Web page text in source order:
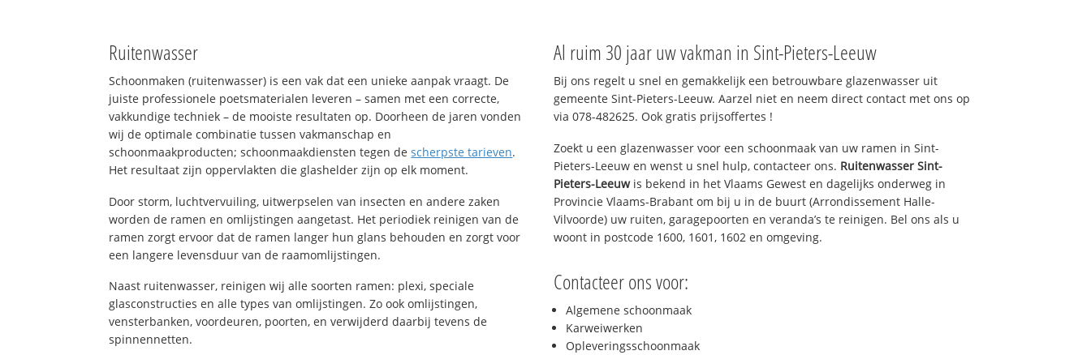
Ruitenwasser
Schoonmaken (ruitenwasser) is een vak dat een unieke aanpak vraagt. De
juiste professionele poetsmaterialen leveren – samen met een correcte,
vakkundige techniek – de mooiste resultaten op. Doorheen de jaren vonden
wij de optimale combinatie tussen vakmanschap en
schoonmaakproducten; schoonmaakdiensten tegen descherpste tarieven.
Het resultaat zijn oppervlakten die glashelder zijn op elk moment.
Door storm, luchtvervuiling, uitwerpselen van insecten en andere zaken
worden de ramen en omlijstingen aangetast. Het periodiek reinigen van de
ramen zorgt ervoor dat de ramen langer hun glans behouden en zorgt voor
een langere levensduur van de raamomlijstingen.
Naast ruitenwasser, reinigen wij alle soorten ramen: plexi, speciale
glasconstructies en alle types van omlijstingen. Zo ook omlijstingen,
vensterbanken, voordeuren, poorten, en verwijderd daarbij tevens de
spinnennetten.
Al ruim 30 jaar uw vakman in Sint-Pieters-Leeuw
Bij ons regelt u snel en gemakkelijk een betrouwbare glazenwasser uit
gemeente Sint-Pieters-Leeuw. Aarzel niet en neem direct contact met ons op
via 078-482625. Ook gratis prijsoffertes !
Zoekt u een glazenwasser voor een schoonmaak van uw ramen in Sint-
Pieters-Leeuw en wenst u snel hulp, contacteer ons. Ruitenwasser Sint-
Pieters-Leeuwis bekend in het Vlaams Gewest en dagelijks onderweg in
Provincie Vlaams-Brabant om bij u in de buurt (Arrondissement Halle-
Vilvoorde) uw ruiten, garagepoorten en veranda’s te reinigen. Bel ons als u
woont in postcode 1600, 1601, 1602 en omgeving.
Contacteer ons voor:
Algemene schoonmaak
Karweiwerken
Opleveringsschoonmaak